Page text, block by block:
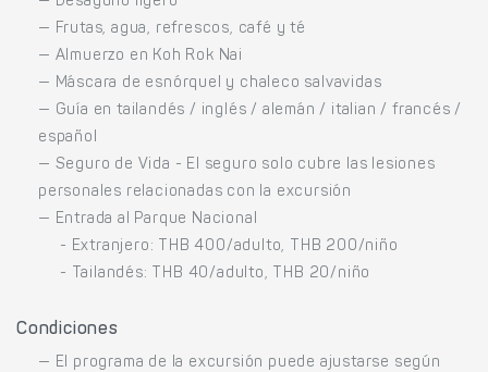
— Frutas, agua, refrescos, café y té
— Almuerzo en Koh Rok Nai
— Máscara de esnórquel y chaleco salvavidas
— Guía en tailandés / inglés / alemán / italian / francés /
español
— Seguro de Vida - El seguro solo cubre las lesiones
personales relacionadas con la excursión
— Entrada al Parque Nacional
- Extranjero: THB 400/adulto, THB 200/niño
- Tailandés: THB 40/adulto, THB 20/niño
Condiciones
— El programa de la excursión puede ajustarse según